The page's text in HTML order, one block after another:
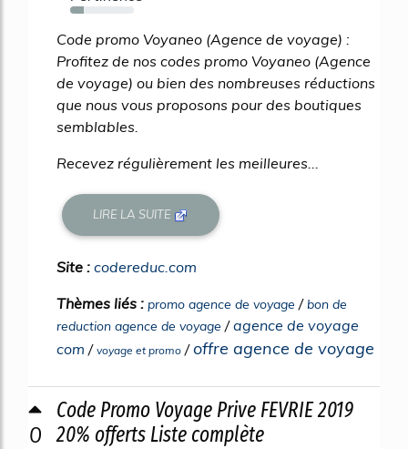
22%
Code promo Voyaneo (Agence de voyage) :
Profitez de nos codes promo Voyaneo (Agence
de voyage) ou bien des nombreuses réductions
que nous vous proposons pour des boutiques
semblables.
Recevez régulièrement les meilleures...
LIRE LA SUITE
Site : codereduc.com
Thèmes liés : promo agence de voyage /bon de
reduction agence de voyage /agence de voyage
com / voyage et promo /offre agence de voyage
0
Code Promo Voyage Prive FEVRIE 2019
20% offerts Liste complète